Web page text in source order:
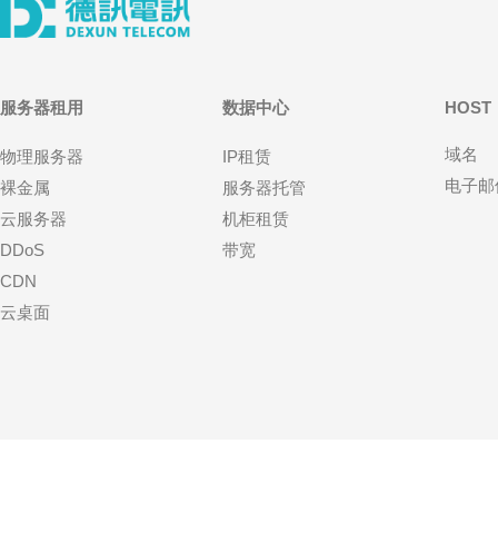
服务器租用
物理服务器
裸金属
云服务器
DDoS
CDN
云桌面
数据中心
IP租赁
服务器托管
机柜租赁
带宽
HOST
域名
电子